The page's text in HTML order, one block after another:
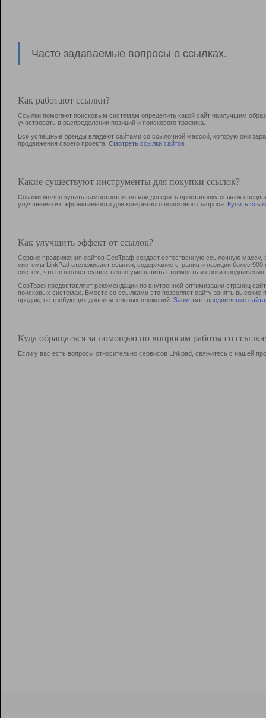
Часто задаваемые вопросы о ссылках.
Как работают ссылки?
Ссылки помогают поисковым системам определить какой сайт наилучшим
участвовать в раcпределении позиций и поискового трафика.
Все успешные бренды владеют сайтами со ссылочной массой, которую они
продвижения своего проекта. Смотреть ссылки сайтов
Какие существуют инструменты для покупки ссылок?
Ссылки можно купить самостоятельно или доверить простановку ссылок
улучшению их эффективности для конкретного поискового запроса. Купить
Как улучшить эффект от ссылок?
Сервис продвижения сайтов СеоТраф создает естественную ссылочную
системы LinkPad отслеживает ссылки, содержание страниц и позиции более
систем, что позволяет существенно уменьшить стоимость и сроки продвижения.
СеоТраф предоставляет рекомендации по внутренней оптимизации страниц
поисковых системах. Вместе со ссылками это позволяет сайту занять
продаж, не требующих дополнительных вложений. Запустить продвижение сайта
Куда обращаться за помощью по вопросам работы со
Если у вас есть вопросы относительно сервисов Linkpad, свяжитесь с нашей